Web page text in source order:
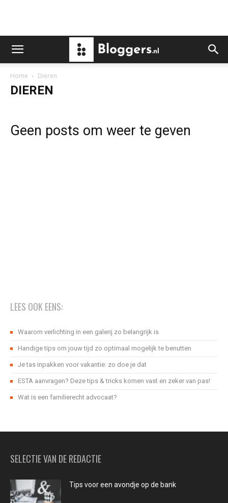
Home Dieren
DIEREN
Geen posts om weer te geven
LEES OOK EENS:
Waarom verlichting in een galerij zo belangrijk is
Handige tips om jouw tijd zo optimaal mogelijk te benutten
Je tas inpakken voor vakantie: zo doe je dat
ESTA aanvragen? Deze tips & tricks komen vast en zeker van pas!
Wat is een familierecht advocaat?
SELECTIE VAN DE REDACTIE
Tips voor een avondje op de bank